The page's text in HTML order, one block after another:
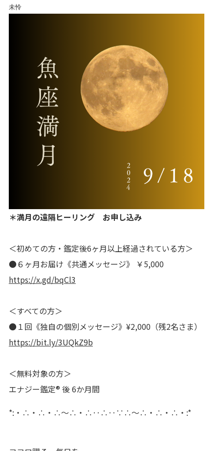
未怜
＊満月の遠隔ヒーリング お申し込み
＜初めての方・鑑定後6ヶ月以上経過されている方＞
●６ヶ月お届け《共通メッセージ》 ￥5,000
https://x.gd/bqCl3
＜すべての方＞
●１回《独自の個別メッセージ》¥2,000（残2名さま）
https://bit.ly/3UQkZ9b
＜無料対象の方＞
エナジー鑑定® 後 6か月間
*:・∴・∴・∴～∴・∴‥∴‥∵∴～∴・∴・∴・:*